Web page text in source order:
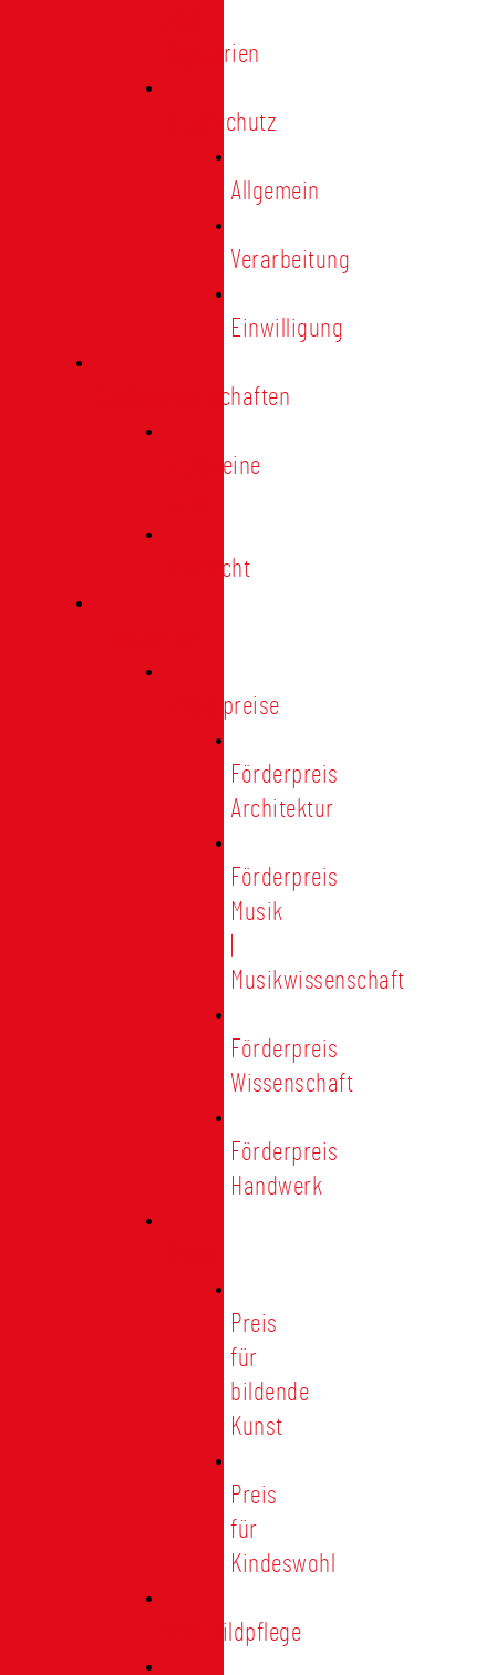
Regularien
Datenschutz
Allgemein
Verarbeitung
Einwilligung
Tischgemeinschaften
Allgemeine
Übersicht
Förderpreise
Förderpreis
Architektur
Förderpreis
Musik
Musikwissenschaft
Förderpreis
Wissenschaft
Förderpreis
Handwerk
Preis
für
bildende
Kunst
Preis
für
Kindeswohl
Stadtbildpflege